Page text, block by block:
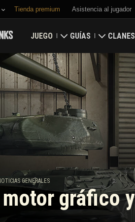
Tienda premium Asistencia al jugador
JUEGO
Descargar
Canjear códigos de bonificación
Noticias
Valoraciones
Actualizaciones
Carropedia
GUÍAS
Guía para novatos
Guía general
Economía del juego
Seguridad
Logros
Política de juego
Game Center de
CLANES
Mapa
GENERALES
gráfico